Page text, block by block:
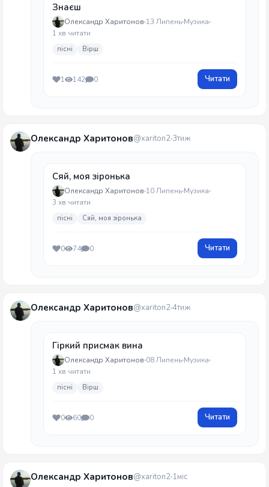
Знаєш
Олександр Харитонов 13 Липень Музика
1 хв читати
пісні Вірш
1 142 0 Читати
Олександр Харитонов@xariton2 3тиж
Сяй, моя зіронька
Олександр Харитонов 10 Липень Музика
3 хв читати
пісні Сяй, моя зіронька
0 74 0 Читати
Олександр Харитонов@xariton24тиж
Гіркий присмак вина
Олександр Харитонов 08 Липень Музика
1 хв читати
пісні Вірш
0 60 0 Читати
Олександр Харитонов@xariton2 1міс